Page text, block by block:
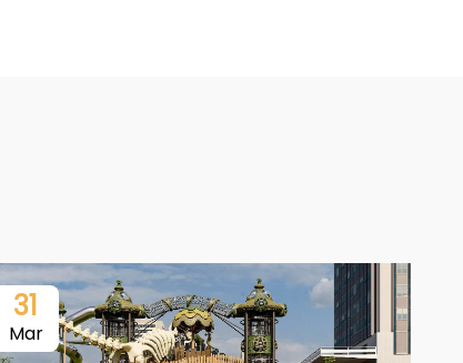
31
Mar